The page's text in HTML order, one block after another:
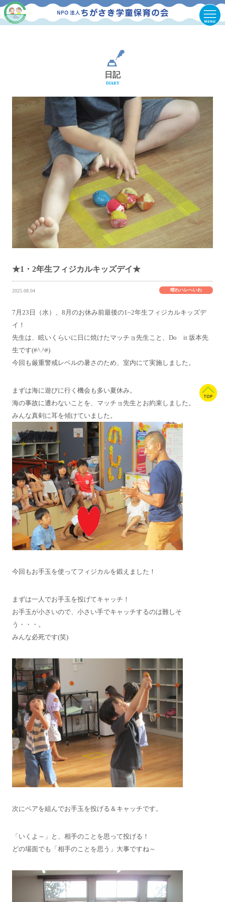
日記
DIARY
★1・2年生フィジカルキッズデイ★
2025.08.04 晴れハレへいわ
7月23日（水）、8月のお休み前最後の1~2年生フィジカルキッズデ
イ！
先生は、眩いくらいに日に焼けたマッチョ先生こと、Do it 坂本先
生です(#^.^#)
今回も厳重警戒レベルの暑さのため、室内にて実施しました。
まずは海に遊びに行く機会も多い夏休み。
海の事故に遭わないことを、マッチョ先生とお約束しました。
みんな真剣に耳を傾けていました。
今回もお手玉を使ってフィジカルを鍛えました！
まずは一人でお手玉を投げてキャッチ！
お手玉が小さいので、小さい手でキャッチするのは難しそ
う・・・。
みんな必死です(笑)
次にペアを組んでお手玉を投げる＆キャッチです。
「いくよ～」と、相手のことを思って投げる！
どの場面でも「相手のことを思う」大事ですね～